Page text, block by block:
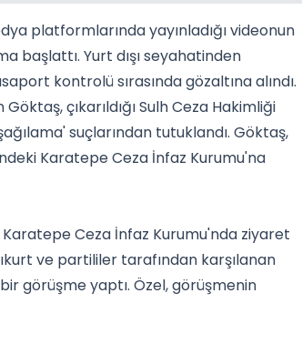
platformlarında yayınladığı videonun
başlattı. Yurt dışı seyahatinden
kontrolü sırasında gözaltına alındı.
çıkarıldığı Sulh Ceza Hakimliği
suçlarından tutuklandı. Göktaş,
Karatepe Ceza İnfaz Kurumu'na
Karatepe Ceza İnfaz Kurumu'nda ziyaret
ve partililer tarafından karşılanan
görüşme yaptı. Özel, görüşmenin